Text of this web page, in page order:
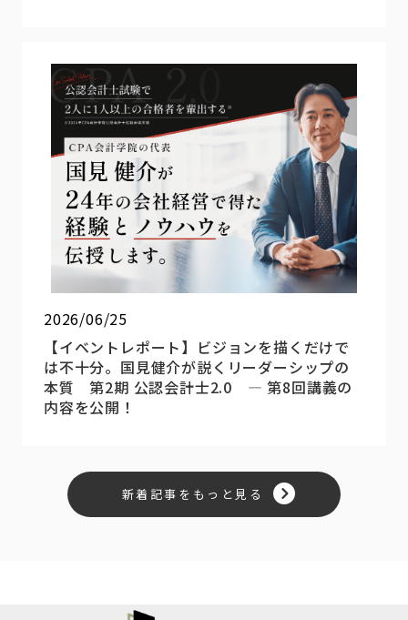
2026/06/25
【イベントレポート】ビジョンを描くだけで
は不十分。国見健介が説くリーダーシップの
本質 第2期 公認会計士2.0 ― 第8回講義の
内容を公開！
新着記事をもっと見る